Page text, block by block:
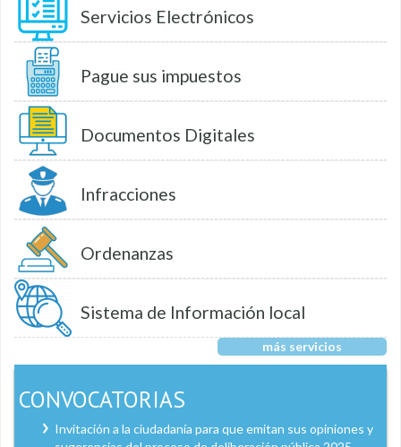
Servicios Electrónicos
Pague sus impuestos
Documentos Digitales
Infracciones
Ordenanzas
Sistema de Información local
más servicios
CONVOCATORIAS
Invitación a la ciudadanía para que emitan sus opiniones y